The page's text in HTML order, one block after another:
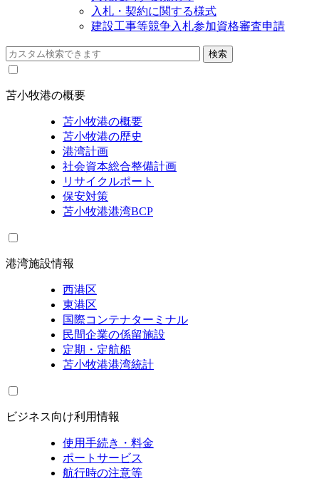
入札・契約に関する様式
建設工事等競争入札参加資格審査申請
苫小牧港の概要
苫小牧港の概要
苫小牧港の歴史
港湾計画
社会資本総合整備計画
リサイクルポート
保安対策
苫小牧港港湾BCP
港湾施設情報
西港区
東港区
国際コンテナターミナル
民間企業の係留施設
定期・定航船
苫小牧港港湾統計
ビジネス向け利用情報
使用手続き・料金
ポートサービス
航行時の注意等